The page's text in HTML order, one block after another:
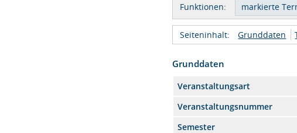
Funktionen:
Seiteninhalt: Grunddaten
Grunddaten
Veranstaltungsart
Veranstaltungsnummer
Semester